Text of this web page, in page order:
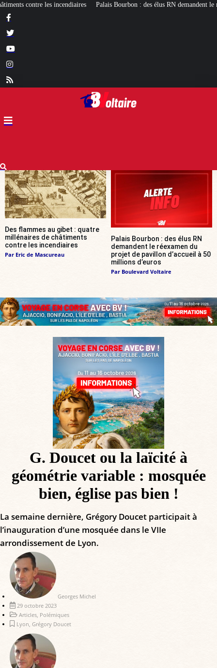
Bourbon : des élus RN demandent le réexamen du projet de pavillon
Des flammes au gibet : quatre
millénaires de châtiments
contre les incendiaires
Par Eric de Mascureau
Palais Bourbon : des élus RN
demandent le réexamen du
projet de pavillon d’accueil à 50
millions d’euros
Par Boulevard Voltaire
G. Doucet ou la laïcité à
géométrie variable : mosquée
bien, église pas bien !
La semaine dernière, Grégory Doucet participait à
l’inauguration d’une mosquée dans le VIIe
arrondissement de Lyon.
Georges Michel
29 octobre 2023
Articles Polémiques
Lyon Grégory Doucet